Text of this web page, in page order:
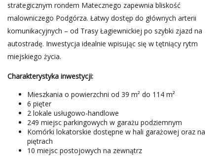
strategicznym rondem Matecznego zapewnia bliskość
malowniczego Podgórza. Łatwy dostęp do głównych arterii
komunikacyjnych – od Trasy Łagiewnickiej po szybki zjazd na
autostradę. Inwestycja idealnie wpisując się w tętniący rytm
miejskiego życia.
Charakterystyka inwestycji:
Mieszkania o powierzchni od 39 m² do 114 m²
6 pięter
2 lokale usługowo-handlowe
249 miejsc parkingowych w garażu podziemnym
Komórki lokatorskie dostępne w hali garażowej oraz na
piętrach
10 miejsc postojowych na zewnątrz